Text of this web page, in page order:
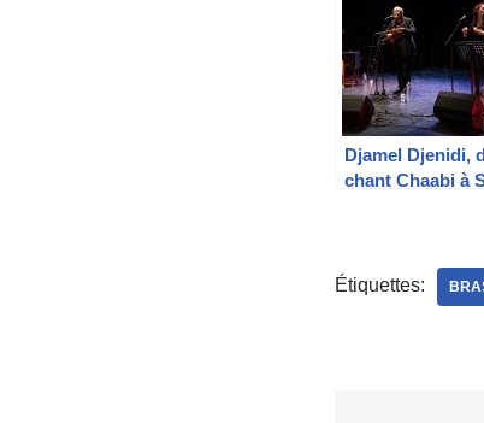
Djamel Djenidi,
chant Chaabi à
Étiquettes: